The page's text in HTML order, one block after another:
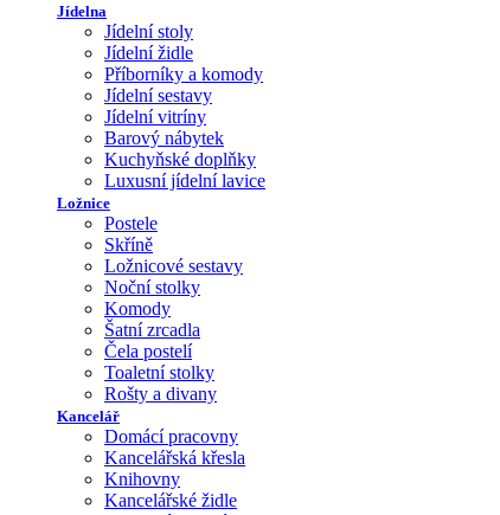
Jídelna
Jídelní stoly
Jídelní židle
Příborníky a komody
Jídelní sestavy
Jídelní vitríny
Barový nábytek
Kuchyňské doplňky
Luxusní jídelní lavice
Ložnice
Postele
Skříně
Ložnicové sestavy
Noční stolky
Komody
Šatní zrcadla
Čela postelí
Toaletní stolky
Rošty a divany
Kancelář
Domácí pracovny
Kancelářská křesla
Knihovny
Kancelářské židle